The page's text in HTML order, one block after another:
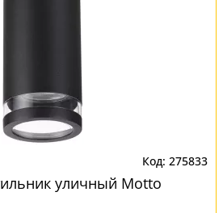
275833
уличный Motto